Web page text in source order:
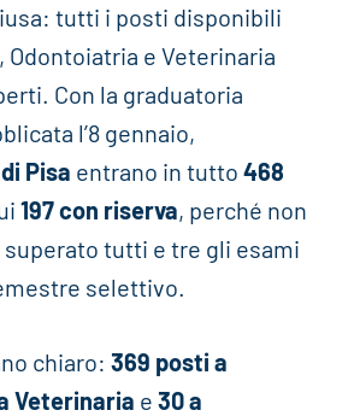
tutti i posti disponibili
, Odontoiatria e Veterinaria
Con la graduatoria
l’8 gennaio,
Pisa entrano in tutto 468
197 con riserva, perché non
superato tutti e tre gli esami
selettivo.
chiaro: 369 posti a
Veterinaria e 30 a